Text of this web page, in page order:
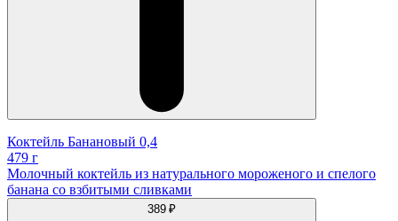
Коктейль Банановый 0,4
479 г
Молочный коктейль из натурального мороженого и спелого
банана со взбитыми сливками
389 ₽